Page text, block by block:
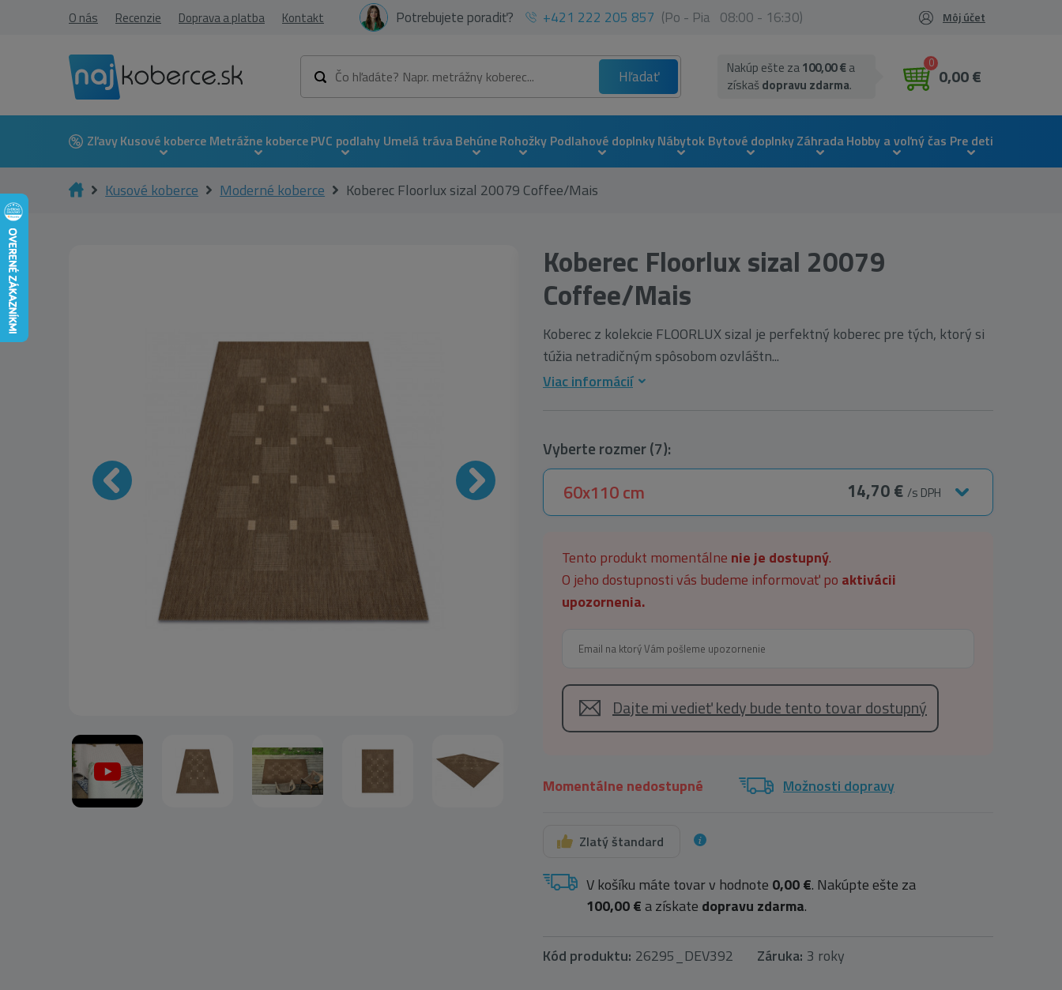
O nás Recenzie Doprava a platba Kontakt Potrebujete poradiť? +421 222 205 857 (Po - Pia 08:00 - 16:30) Môj účet
Hľadať
0
0,00 €
Nakúp ešte za100,00 €a
získaš dopravu zdarma.
ZľavyKusové koberce Metrážne kobercePVC podlahy Umelá trávaBehúneRohožky Podlahové doplnkyNábytok Bytové doplnkyZáhradaHobby a voľný čas Pre deti
Kusové koberce Moderné koberce Koberec Floorlux sizal 20079 Coffee/Mais
Koberec Floorlux sizal 20079
Coffee/Mais
Koberec z kolekcie FLOORLUX sizal je perfektný koberec pre tých, ktorý si
túžia netradičným spôsobom ozvláštn...
Viac informácií
Vyberte rozmer (7):
60x110 cm 14,70 € /s DPH
Tento produkt momentálne nie je dostupný.
O jeho dostupnosti vás budeme informovať po aktivácii
upozornenia.
Dajte mi vedieť kedy bude tento tovar dostupný
Momentálne nedostupné Možnosti dopravy
Zlatý štandard
V košíku máte tovar v hodnote 0,00 €. Nakúpte ešte za
100,00 €a získate dopravu zdarma.
Kód produktu: 26295_DEV392 Záruka: 3 roky